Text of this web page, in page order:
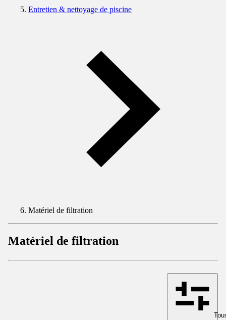
Entretien & nettoyage de piscine
Matériel de filtration
Matériel de filtration